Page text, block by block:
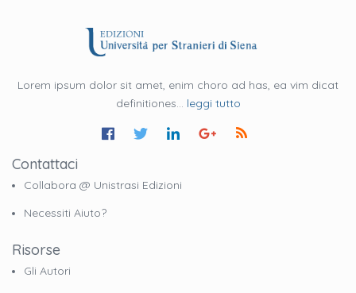
Lorem ipsum dolor sit amet, enim choro ad has, ea vim dicat
definitiones... leggi tutto
Contattaci
Collabora @ Unistrasi Edizioni
Necessiti Aiuto?
Risorse
Gli Autori